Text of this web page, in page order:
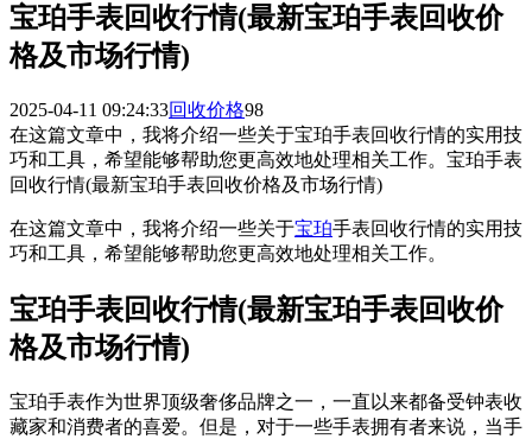
宝珀手表回收行情(最新宝珀手表回收价
格及市场行情)
2025-04-11 09:24:33回收价格98
在这篇文章中，我将介绍一些关于宝珀手表回收行情的实用技
巧和工具，希望能够帮助您更高效地处理相关工作。宝珀手表
回收行情(最新宝珀手表回收价格及市场行情)
在这篇文章中，我将介绍一些关于宝珀手表回收行情的实用技
巧和工具，希望能够帮助您更高效地处理相关工作。
宝珀手表回收行情(最新宝珀手表回收价
格及市场行情)
宝珀手表作为世界顶级奢侈品牌之一，一直以来都备受钟表收
藏家和消费者的喜爱。但是，对于一些手表拥有者来说，当手